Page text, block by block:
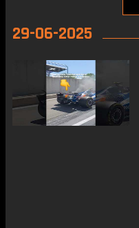
29-06-2025